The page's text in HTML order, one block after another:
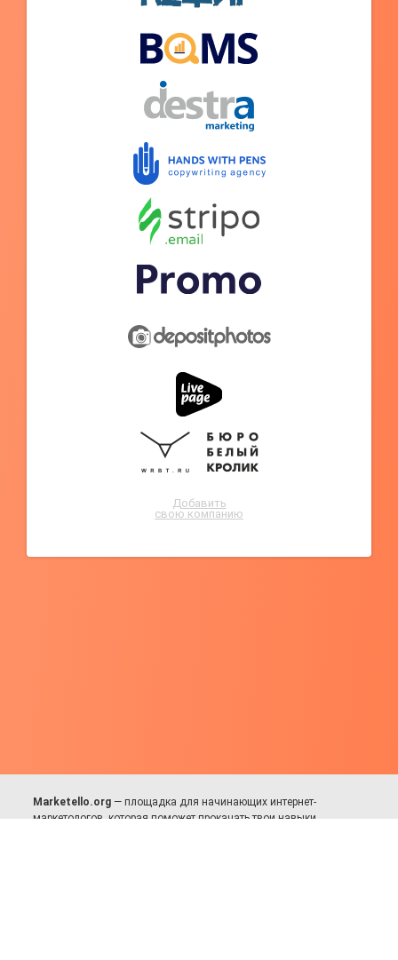
Добавить
свою компанию
Marketello.org — площадка для начинающих интернет-
маркетологов, которая поможет прокачать твои навыки.